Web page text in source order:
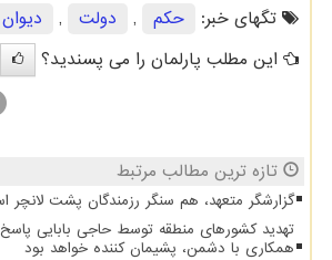
تگهای خبر:
حكم , دولت ,
این مطلب پارلمان را می پسندید؟
تازه ترین مطالب مرتبط
گزارشگر متعهد، هم سنگر رزمندگان پشت لانچر
تهدید کشورهای منطقه توسط حاجی بابایی پاسخ
همکاری با دشمن، پشیمان کننده خواهد بود